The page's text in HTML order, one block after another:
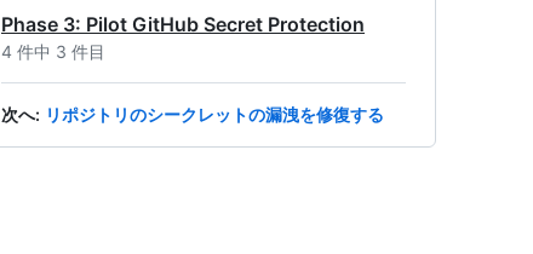
Phase 3: Pilot GitHub Secret Protection
4 件中 3 件目
次へ: リポジトリのシークレットの漏洩を修復する